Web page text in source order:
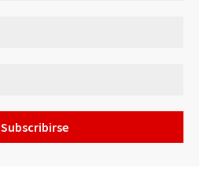
Subscribirse